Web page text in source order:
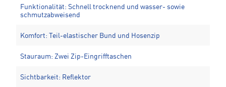
Funktionalität: Schnell trocknend und wasser- sowie
schmutzabweisend
Komfort: Teil-elastischer Bund und Hosenzip
Stauraum: Zwei Zip-Eingrifftaschen
Sichtbarkeit: Reflektor